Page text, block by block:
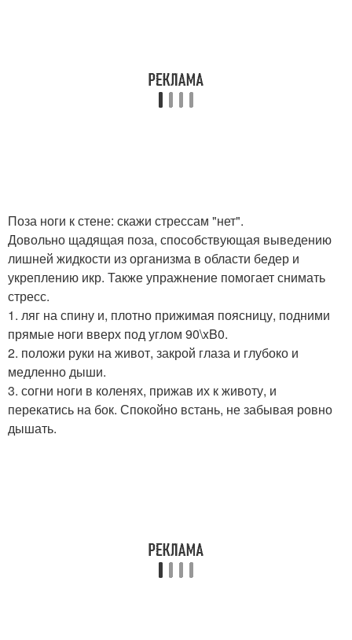
Поза ноги к стене: скажи стрессам "нет".
Довольно щадящая поза, способствующая выведению
лишней жидкости из организма в области бедер и
укреплению икр. Также упражнение помогает снимать
стресс.
1. ляг на спину и, плотно прижимая поясницу, подними
прямые ноги вверх под углом 90\xB0.
2. положи руки на живот, закрой глаза и глубоко и
медленно дыши.
3. согни ноги в коленях, прижав их к животу, и
перекатись на бок. Спокойно встань, не забывая ровно
дышать.